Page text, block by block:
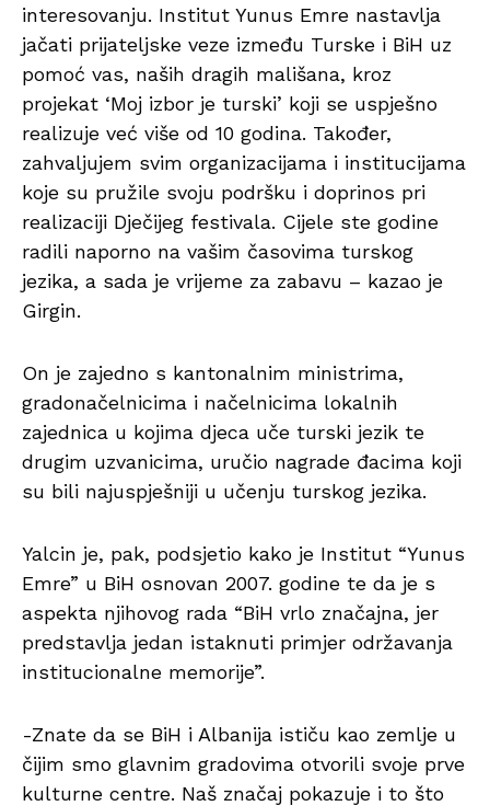
interesovanju. Institut Yunus Emre nastavlja
jačati prijateljske veze između Turske i BiH uz
pomoć vas, naših dragih mališana, kroz
projekat ‘Moj izbor je turski’ koji se uspješno
realizuje već više od 10 godina. Također,
zahvaljujem svim organizacijama i institucijama
koje su pružile svoju podršku i doprinos pri
realizaciji Dječijeg festivala. Cijele ste godine
radili naporno na vašim časovima turskog
jezika, a sada je vrijeme za zabavu – kazao je
Girgin.
On je zajedno s kantonalnim ministrima,
gradonačelnicima i načelnicima lokalnih
zajednica u kojima djeca uče turski jezik te
drugim uzvanicima, uručio nagrade đacima koji
su bili najuspješniji u učenju turskog jezika.
Yalcin je, pak, podsjetio kako je Institut “Yunus
Emre” u BiH osnovan 2007. godine te da je s
aspekta njihovog rada “BiH vrlo značajna, jer
predstavlja jedan istaknuti primjer održavanja
institucionalne memorije”.
-Znate da se BiH i Albanija ističu kao zemlje u
čijim smo glavnim gradovima otvorili svoje prve
kulturne centre. Naš značaj pokazuje i to što